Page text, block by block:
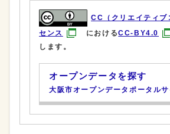
CC（クリエイティブ
センス
におけるCC-BY4.0
します。
オープンデータを探す
大阪市オープンデータポータルサ